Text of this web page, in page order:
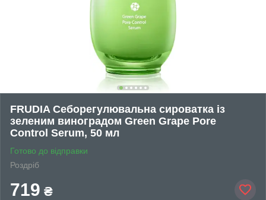
FRUDIA Себорегулювальна сироватка із
зеленим виноградом Green Grape Pore
Control Serum, 50 мл
Готово до відправки
Роздріб
719 ₴